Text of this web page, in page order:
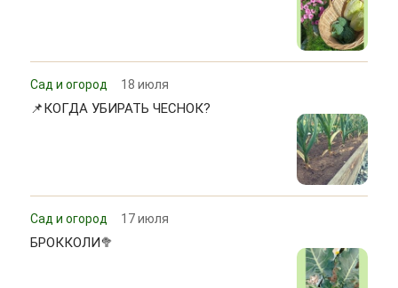
Сад и огород 18 июля
📌КОГДА УБИРАТЬ ЧЕСНОК?
Сад и огород 17 июля
БРОККОЛИ🥦